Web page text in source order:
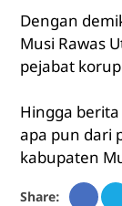
Dengan
Musi Rawas
pejabat
Hingga
apa pun dari
kabupaten
Share: